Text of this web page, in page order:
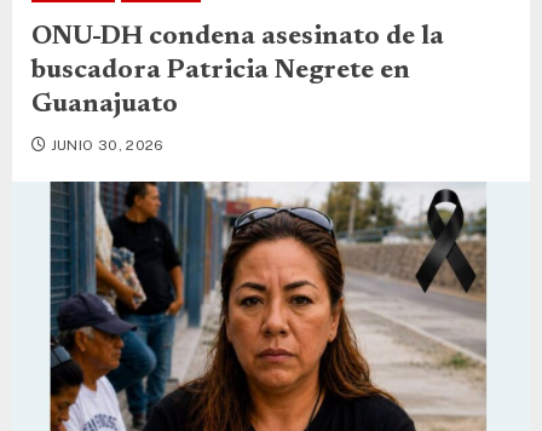
ONU-DH condena asesinato de la
buscadora Patricia Negrete en
Guanajuato
JUNIO 30, 2026